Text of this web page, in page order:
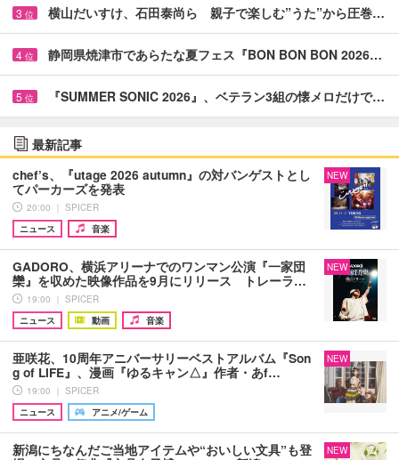
3 位 横山だいすけ、石田泰尚ら 親子で楽しむ”うた”から圧巻…
4 位 静岡県焼津市であらたな夏フェス『BON BON BON 2026…
5 位 『SUMMER SONIC 2026』、ベテラン3組の懐メロだけで…
最新記事
chef’s、『utage 2026 autumn』の対バンゲストとし
てパーカーズを発表
20:00 ｜ SPICER
ニュース
音楽
NEW
GADORO、横浜アリーナでのワンマン公演『一家団
欒』を収めた映像作品を9月にリリース トレーラ…
19:00 ｜ SPICER
ニュース
動画 音楽
NEW
亜咲花、10周年アニバーサリーベストアルバム『Son
g of LIFE』、漫画『ゆるキャン△』作者・あf…
19:00 ｜ SPICER
ニュース
アニメ/ゲーム
NEW
新潟にちなんだご当地アイテムや“おいしい文具”も登
NEW